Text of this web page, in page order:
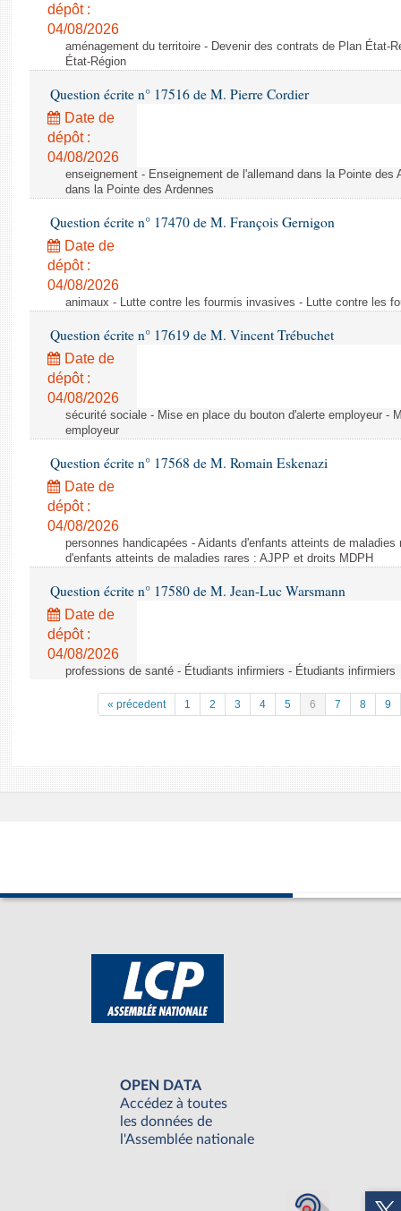
dépôt :
04/08/2026
aménagement du territoire - Devenir des contrats de Plan État-
État-Région
Question écrite n° 17516 de M. Pierre Cordier
Date de
dépôt :
04/08/2026
enseignement - Enseignement de l'allemand dans la Pointe des
dans la Pointe des Ardennes
Question écrite n° 17470 de M. François Gernigon
Date de
dépôt :
04/08/2026
animaux - Lutte contre les fourmis invasives - Lutte contre les
Question écrite n° 17619 de M. Vincent Trébuchet
Date de
dépôt :
04/08/2026
sécurité sociale - Mise en place du bouton d'alerte employeur -
employeur
Question écrite n° 17568 de M. Romain Eskenazi
Date de
dépôt :
04/08/2026
personnes handicapées - Aidants d'enfants atteints de
d'enfants atteints de maladies rares : AJPP et droits MDPH
Question écrite n° 17580 de M. Jean-Luc Warsmann
Date de
dépôt :
04/08/2026
professions de santé - Étudiants infirmiers - Étudiants infirmiers
« précedent 1 2 3 4 5 6 7 8 9
OPEN DATA
Accédez à toutes
les données de
l'Assemblée nationale